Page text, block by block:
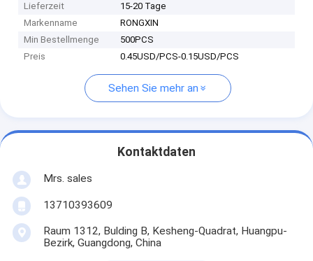
Lieferzeit
15-20 Tage
Markenname
RONGXIN
Min Bestellmenge
500PCS
Preis
0.45USD/PCS-0.15USD/PCS
Sehen Sie mehr an
Kontaktdaten
Mrs. sales
13710393609
Raum 1312, Bulding B, Kesheng-Quadrat, Huangpu-
Bezirk, Guangdong, China